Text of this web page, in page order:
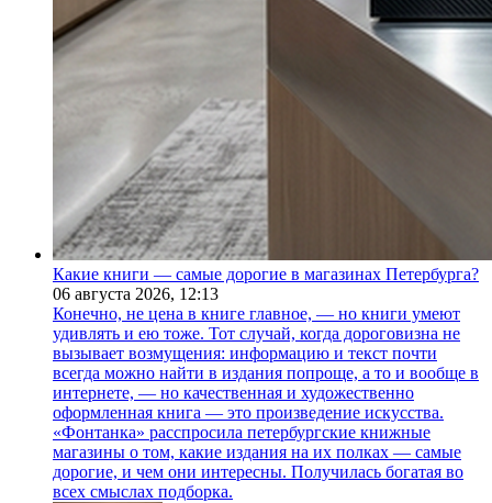
Какие книги — самые дорогие в магазинах Петербурга?
06 августа 2026, 12:13
Конечно, не цена в книге главное, — но книги умеют
удивлять и ею тоже. Тот случай, когда дороговизна не
вызывает возмущения: информацию и текст почти
всегда можно найти в издания попроще, а то и вообще в
интернете, — но качественная и художественно
оформленная книга — это произведение искусства.
«Фонтанка» расспросила петербургские книжные
магазины о том, какие издания на их полках — самые
дорогие, и чем они интересны. Получилась богатая во
всех смыслах подборка.